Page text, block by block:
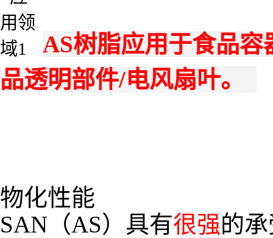
AS树脂应用于食品
品透明部件/电风扇叶。
物化性能
SAN（AS）具有很强的